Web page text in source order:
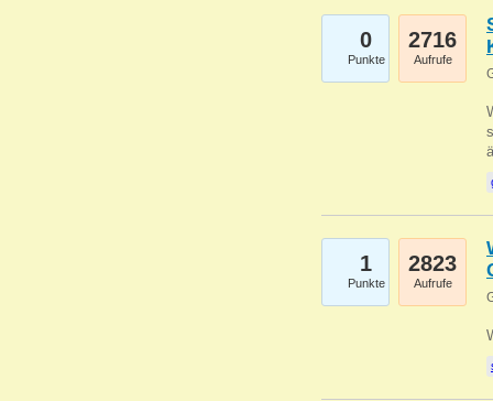
0
Punkte
2716
Aufrufe
1
Punkte
2823
Aufrufe